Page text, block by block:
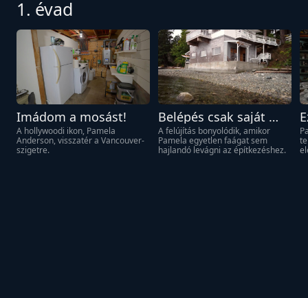
1. évad
Imádom a mosást!
A hollywoodi ikon, Pamela
Anderson, visszatér a Vancouver-
szigetre.
Belépés csak saját
felelősségre!
A felújítás bonyolódik, amikor
Pamela egyetlen faágat sem
hajlandó levágni az építkezéshez.